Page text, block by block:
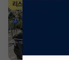
리스